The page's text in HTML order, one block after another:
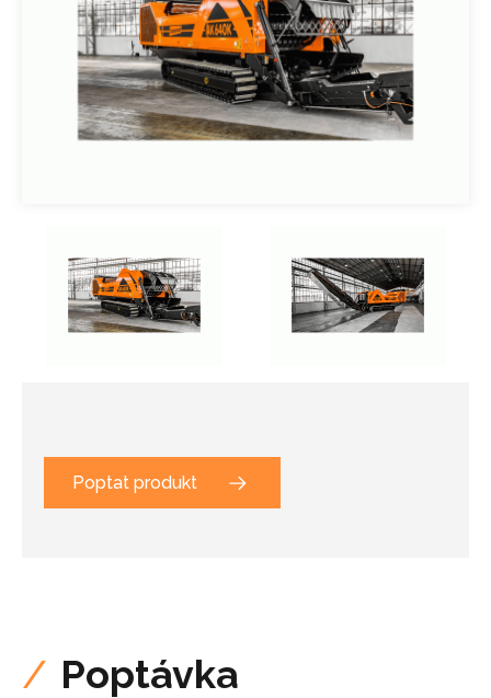
Poptat produkt
Poptávka